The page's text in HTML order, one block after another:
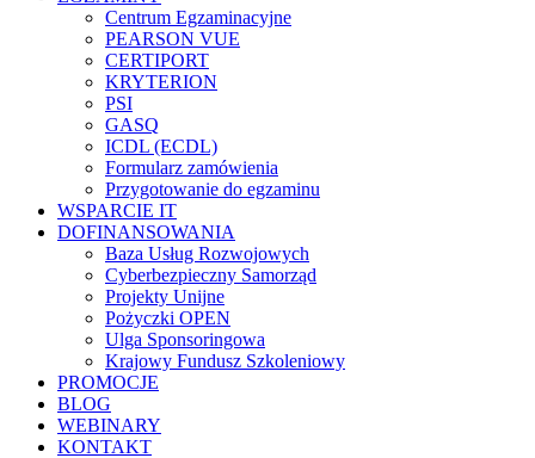
Centrum Egzaminacyjne
PEARSON VUE
CERTIPORT
KRYTERION
PSI
GASQ
ICDL (ECDL)
Formularz zamówienia
Przygotowanie do egzaminu
WSPARCIE IT
DOFINANSOWANIA
Baza Usług Rozwojowych
Cyberbezpieczny Samorząd
Projekty Unijne
Pożyczki OPEN
Ulga Sponsoringowa
Krajowy Fundusz Szkoleniowy
PROMOCJE
BLOG
WEBINARY
KONTAKT